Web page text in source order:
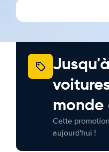
Cette
aujourd'hui !